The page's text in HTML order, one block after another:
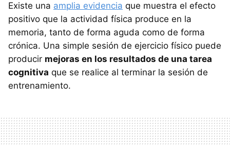
Existe una amplia evidencia que muestra el efecto
positivo que la actividad física produce en la
memoria, tanto de forma aguda como de forma
crónica. Una simple sesión de ejercicio físico puede
producir mejoras en los resultados de una tarea
cognitiva que se realice al terminar la sesión de
entrenamiento.